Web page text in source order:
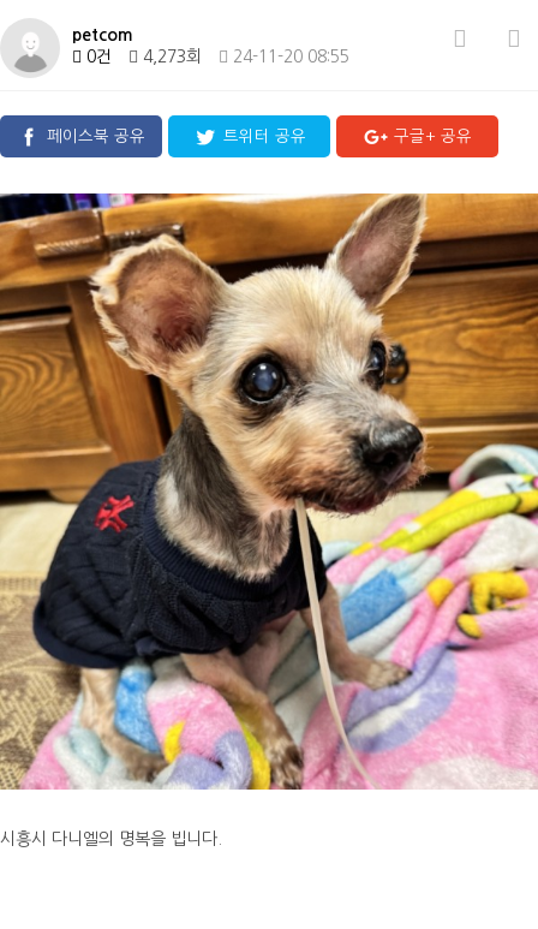
petcom
0건
4,273회 24-11-20 08:55
페이스북 공유 트위터 공유 구글+ 공유
시흥시 다니엘의 명복을 빕니다.